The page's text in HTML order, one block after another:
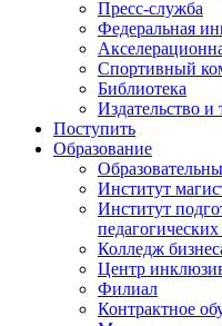
Пресс-служба
Федеральная
Спортивный
Библиотека
Издательство и
Поступить
Образование
Институт
Институт
Колледж
Центр
Филиал
Контрактное